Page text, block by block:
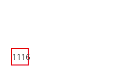
1116